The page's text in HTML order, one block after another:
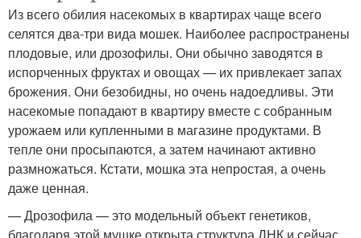
Из всего обилия насекомых в квартирах чаще всего
селятся два-три вида мошек. Наиболее распространены
плодовые, или дрозофилы. Они обычно заводятся в
испорченных фруктах и овощах — их привлекает запах
брожения. Они безобидны, но очень надоедливы. Эти
насекомые попадают в квартиру вместе с собранным
урожаем или купленными в магазине продуктами. В
тепле они просыпаются, а затем начинают активно
размножаться. Кстати, мошка эта непростая, а очень
даже ценная.
— Дрозофила — это модельный объект генетиков,